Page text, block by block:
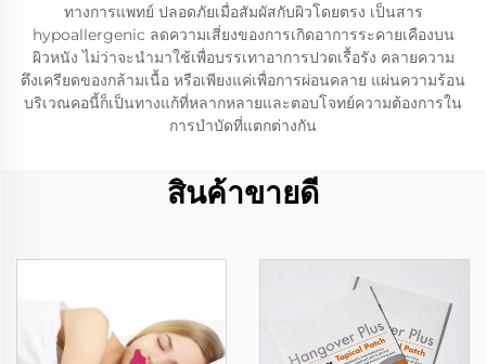
ทางการแพทย์ ปลอดภัยเมื่อสัมผัสกับผิวโดยตรง เป็นสาร
hypoallergenic ลดความเสี่ยงของการเกิดอาการระคายเคืองบน
ผิวหนัง ไม่ว่าจะนำมาใช้เพื่อบรรเทาอาการปวดเรื้อรัง คลายความ
ตึงเครียดของกล้ามเนื้อ หรือเพียงแค่เพื่อการผ่อนคลาย แผ่นความร้อน
บริเวณคอนี้ก็เป็นทางแก้ที่หลากหลายและตอบโจทย์ความต้องการใน
การบำบัดที่แตกต่างกัน
สินค้าขายดี